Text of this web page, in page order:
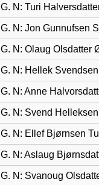
G. N: Turi
G. N: Jon Gunnufsen
G. N: Olaug Olsdatter
G. N: Hellek
G. N: Anne
G. N: Svend
G. N: Ellef Bjørnsen
G. N: Aslaug
G. N: Svanoug